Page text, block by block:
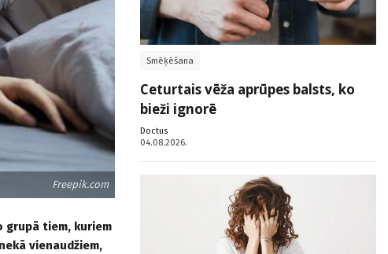
Freepik.com
grupā tiem, kuriem
vienaudžiem,
Smēķēšana
Ceturtais vēža aprūpes balsts, ko
bieži ignorē
Doctus
04.08.2026.